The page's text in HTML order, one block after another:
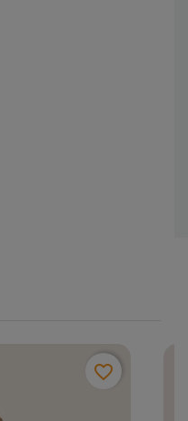
favorite_border